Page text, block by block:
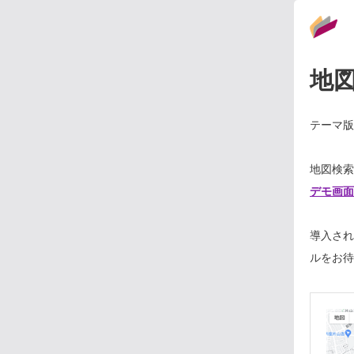
地
テーマ
地図検
デモ画面
導入さ
ルをお